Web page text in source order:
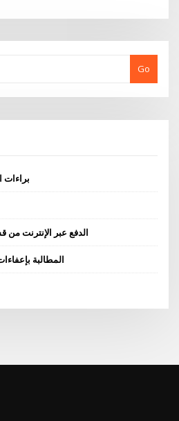
Go
براءات
الدفع عبر الإنترنت من
المطالبة